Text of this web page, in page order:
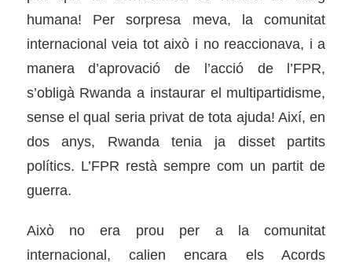
humana! Per sorpresa meva, la comunitat
internacional veia tot això i no reaccionava, i a
manera d’aprovació de l’acció de l’FPR,
s’obligà Rwanda a instaurar el multipartidisme,
sense el qual seria privat de tota ajuda! Així, en
dos anys, Rwanda tenia ja disset partits
polítics. L’FPR restà sempre com un partit de
guerra.
Això no era prou per a la comunitat
internacional, calien encara els Acords